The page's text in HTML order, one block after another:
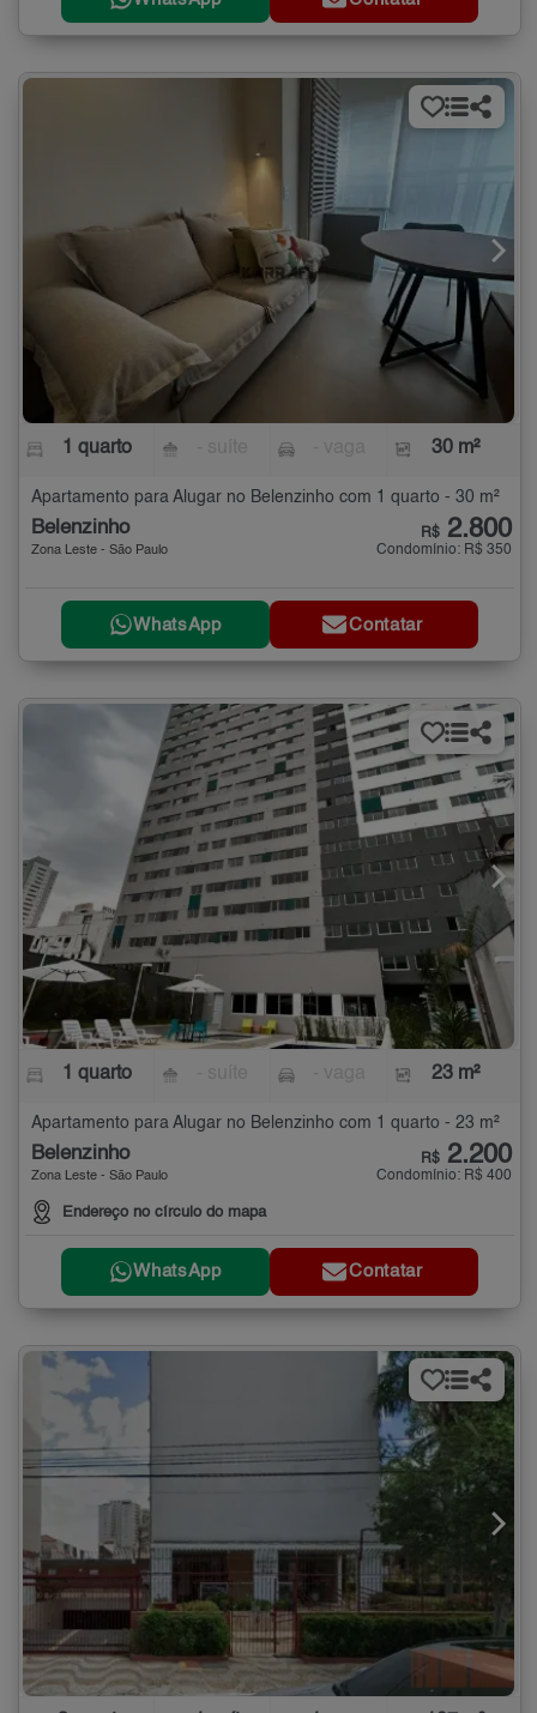
1 quarto 30 m²
Apartamento para Alugar no Belenzinho com 1 quarto - 30 m²
Belenzinho
Zona Leste - São Paulo
R$ 2.800
Condomínio: R$ 350
WhatsApp Contatar
1 quarto 23 m²
Apartamento para Alugar no Belenzinho com 1 quarto - 23 m²
Belenzinho
Zona Leste - São Paulo
Endereço no círculo do mapa
R$ 2.200
Condomínio: R$ 400
WhatsApp Contatar